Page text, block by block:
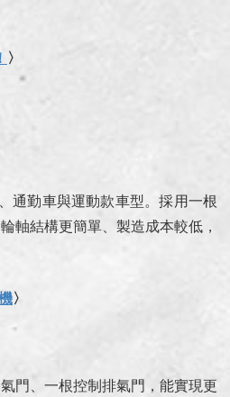
〉
通勤車與運動款車型。採用一根
軸結構更簡單、製造成本較低，
〉
門、一根控制排氣門，能實現更